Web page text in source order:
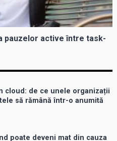
pauzelor active între task-
cloud: de ce unele organizații
să rămână într-o anumită
poate deveni mat din cauza